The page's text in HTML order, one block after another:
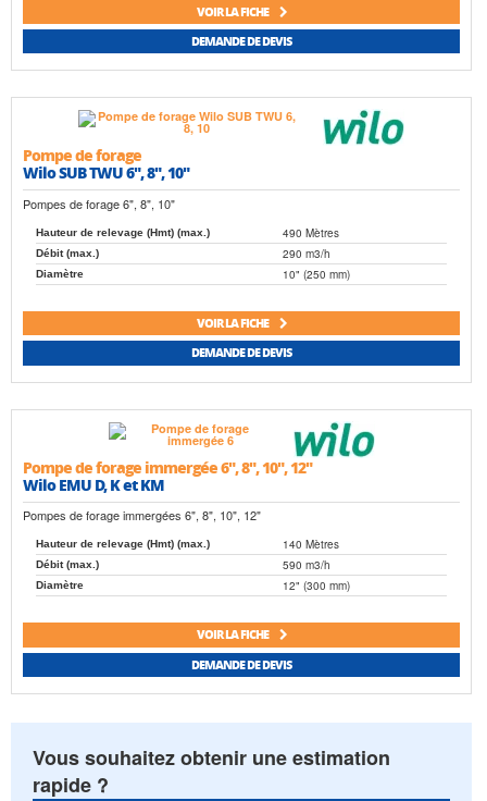
VOIR LA FICHE
DEMANDE DE DEVIS
Pompe de forage
Wilo SUB TWU 6", 8", 10"
Pompes de forage 6", 8", 10"
Hauteur de relevage (Hmt) (max.) 490 Mètres
Débit (max.) 290 m3/h
Diamètre 10" (250 mm)
VOIR LA FICHE
DEMANDE DE DEVIS
Pompe de forage immergée 6", 8", 10", 12"
Wilo EMU D, K et KM
Pompes de forage immergées 6", 8", 10", 12"
Hauteur de relevage (Hmt) (max.) 140 Mètres
Débit (max.) 590 m3/h
Diamètre 12" (300 mm)
VOIR LA FICHE
DEMANDE DE DEVIS
Vous souhaitez obtenir une estimation
rapide ?